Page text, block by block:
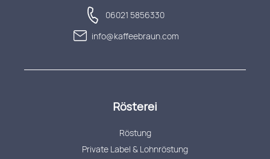
06021 5856330
info@kaffeebraun.com
Rösterei
Röstung
Private Label & Lohnröstung